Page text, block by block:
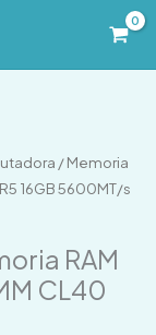
/Memoria
16GB 5600MT/s
RAM
CL40